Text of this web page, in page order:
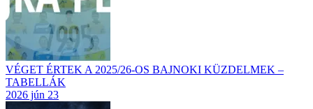
VÉGET ÉRTEK A 2025/26-OS BAJNOKI KÜZDELMEK –
TABELLÁK
2026 jún 23